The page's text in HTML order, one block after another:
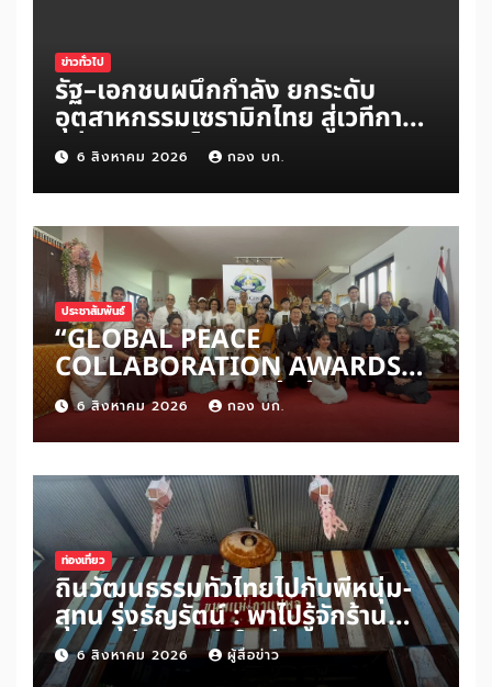
ข่าวทั่วไป
รัฐ–เอกชนผนึกกำลัง ยกระดับ
อุตสาหกรรมเซรามิกไทย สู่เวทีการ
แข่งขันระดับโลก
6 สิงหาคม 2026 กอง บก.
ประชาสัมพันธ์
“GLOBAL PEACE
COLLABORATION AWARDS
2026” เปิดเวทีเชิดชูผู้สร้าง
สันติภาพโลก ดันแนวคิด ‘สันติภาพ
เริ่มต้นจากหัวใจมนุษย์’ สู่ความร่วม
มือระดับนานาชาติ
6 สิงหาคม 2026 กอง บก.
ท่องเที่ยว
ถิ่นวัฒนธรรมทั่วไทยไปกับพี่หนุ่ม-
สุทน รุ่งธัญรัตน์ : พาไปรู้จักร้าน
ขนมแม่กาแฟพ่อในย่านสวนเกษตร
อำเภออัมพวา จังหวัดสมุทรสงคราม
6 สิงหาคม 2026 ผู้สื่อข่าว